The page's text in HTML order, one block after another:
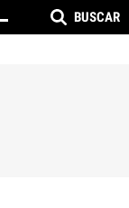
BUSCAR